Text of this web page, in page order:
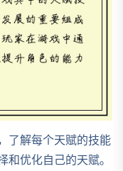
了解每个天赋的技能
优化自己的天赋。